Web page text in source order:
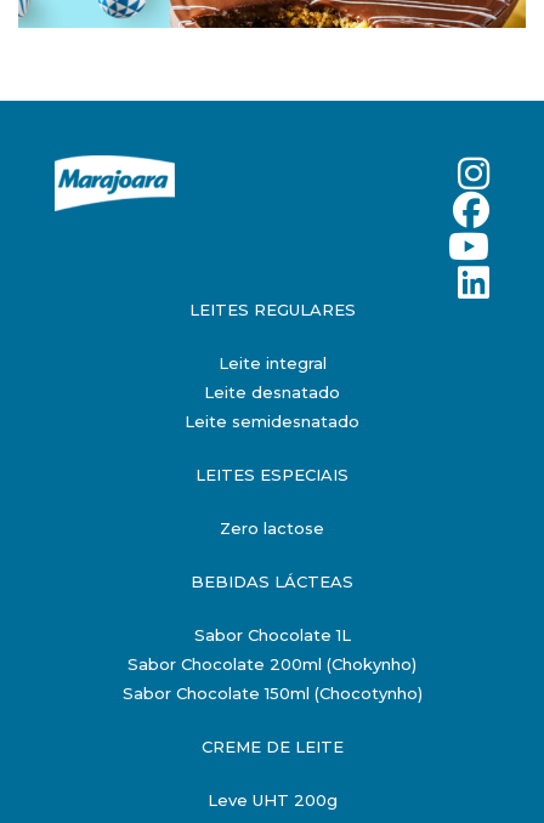
LEITES REGULARES
Leite integral
Leite desnatado
Leite semidesnatado
LEITES ESPECIAIS
Zero lactose
BEBIDAS LÁCTEAS
Sabor Chocolate 1L
Sabor Chocolate 200ml (Chokynho)
Sabor Chocolate 150ml (Chocotynho)
CREME DE LEITE
Leve UHT 200g